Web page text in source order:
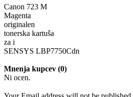
Canon 723 M
Magenta
originalen
tonerska kartuša
za i
SENSYS LBP7750Cdn
Mnenja kupcev (0)
Ni ocen.